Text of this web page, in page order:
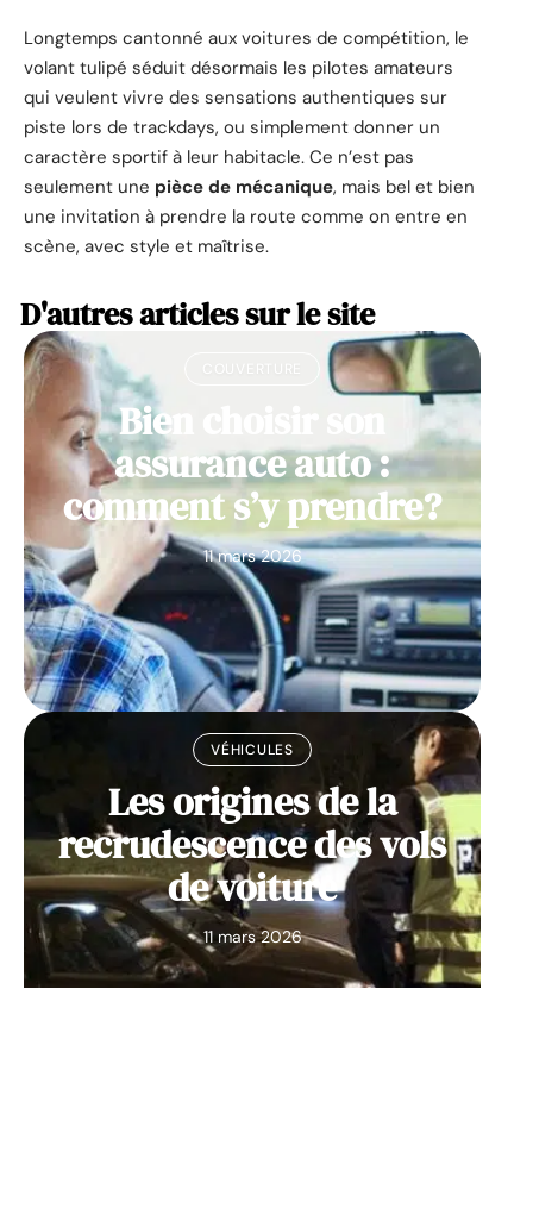
Longtemps cantonné aux voitures de compétition, le
volant tulipé séduit désormais les pilotes amateurs
qui veulent vivre des sensations authentiques sur
piste lors de trackdays, ou simplement donner un
caractère sportif à leur habitacle. Ce n’est pas
seulement une pièce de mécanique, mais bel et bien
une invitation à prendre la route comme on entre en
scène, avec style et maîtrise.
D'autres articles sur le site
Bien choisir son
assurance auto :
comment s’y prendre?
11 mars 2026
VÉHICULES
Les origines de la
recrudescence des vols
de voiture
11 mars 2026